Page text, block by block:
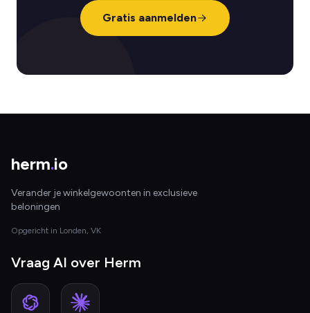
Gratis aanmelden
herm.io
Verander je winkelgewoonten in exclusieve
beloningen
Opgericht in Londen, VK
Vraag AI over Herm